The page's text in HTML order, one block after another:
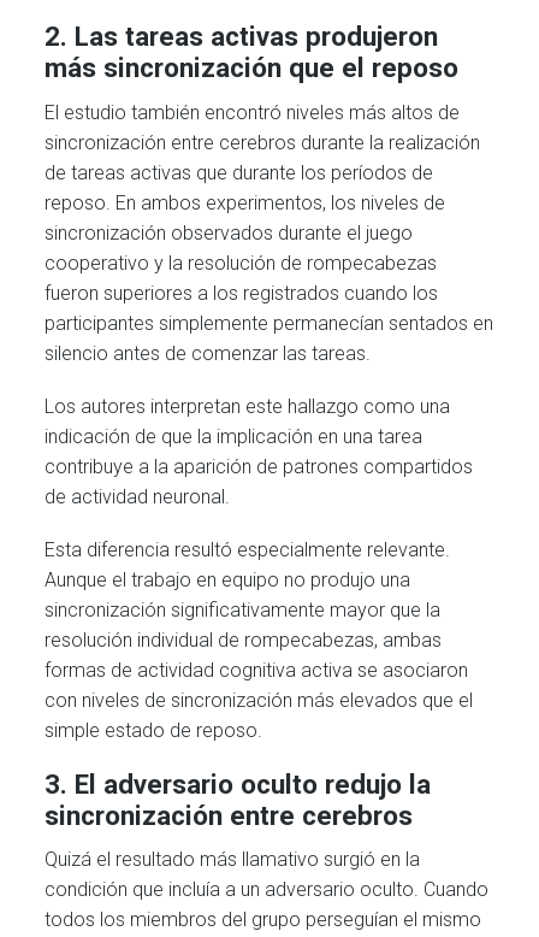
2. Las tareas activas produjeron
más sincronización que el reposo
El estudio también encontró niveles más altos de
sincronización entre cerebros durante la realización
de tareas activas que durante los períodos de
reposo. En ambos experimentos, los niveles de
sincronización observados durante el juego
cooperativo y la resolución de rompecabezas
fueron superiores a los registrados cuando los
participantes simplemente permanecían sentados en
silencio antes de comenzar las tareas.
Los autores interpretan este hallazgo como una
indicación de que la implicación en una tarea
contribuye a la aparición de patrones compartidos
de actividad neuronal.
Esta diferencia resultó especialmente relevante.
Aunque el trabajo en equipo no produjo una
sincronización significativamente mayor que la
resolución individual de rompecabezas, ambas
formas de actividad cognitiva activa se asociaron
con niveles de sincronización más elevados que el
simple estado de reposo.
3. El adversario oculto redujo la
sincronización entre cerebros
Quizá el resultado más llamativo surgió en la
condición que incluía a un adversario oculto. Cuando
todos los miembros del grupo perseguían el mismo